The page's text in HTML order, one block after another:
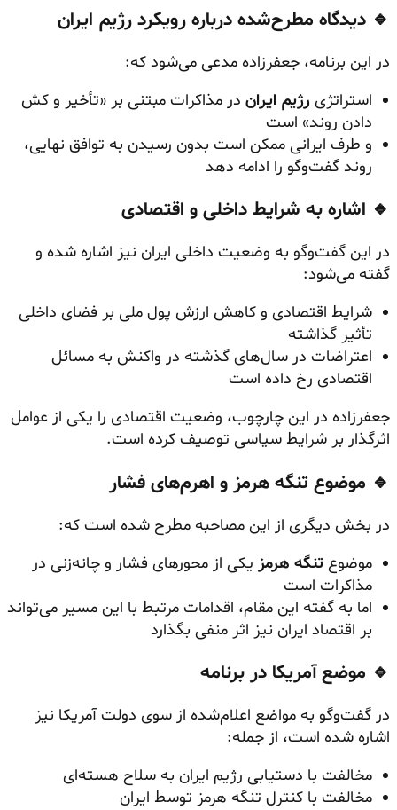
🔹 دیدگاه مطرح‌شده درباره رویکرد رژیم ایران
در این برنامه، جعفرزاده مدعی می‌شود که:
استراتژی رژیم ایران در مذاکرات مبتنی بر «تأخیر و کش‌
دادن روند» است
و طرف ایرانی ممکن است بدون رسیدن به توافق نهایی،
روند گفت‌وگو را ادامه دهد
🔹 اشاره به شرایط داخلی و اقتصادی
در این گفت‌وگو به وضعیت داخلی ایران نیز اشاره شده و
گفته می‌شود:
شرایط اقتصادی و کاهش ارزش پول ملی بر فضای داخلی
تأثیر گذاشته
اعتراضات در سال‌های گذشته در واکنش به مسائل
اقتصادی رخ داده است
جعفرزاده در این چارچوب، وضعیت اقتصادی را یکی از عوامل
اثرگذار بر شرایط سیاسی توصیف کرده است.
🔹 موضوع تنگه هرمز و اهرم‌های فشار
در بخش دیگری از این مصاحبه مطرح شده است که:
موضوع تنگه هرمز یکی از محورهای فشار و چانه‌زنی در
مذاکرات است
اما به گفته این مقام، اقدامات مرتبط با این مسیر می‌تواند
بر اقتصاد ایران نیز اثر منفی بگذارد
🔹 موضع آمریکا در برنامه
در گفت‌وگو به مواضع اعلام‌شده از سوی دولت آمریکا نیز
اشاره شده است، از جمله:
مخالفت با دستیابی رژیم ایران به سلاح هسته‌ای
مخالفت با کنترل تنگه هرمز توسط ایران